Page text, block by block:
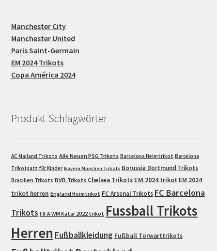
Manchester City
Manchester United
Paris Saint-Germain
EM 2024 Trikots
Copa América 2024
Produkt Schlagwörter
AC Mailand Trikots Alle Neuen PSG Trikots Barcelona Heimtrikot Barcelona
Trikotsatz für Kinder Bayern München Trikots Borussia Dortmund Trikots
Brasilien Trikots BVB Trikots Chelsea Trikots EM 2024 trikot EM 2024
trikot herren England Heimtrikot FC Arsenal Trikots FC Barcelona
Trikots FIFA WM Katar 2022 trikot Fussball Trikots
Herren Fußballkleidung Fußball Torwarttrikots